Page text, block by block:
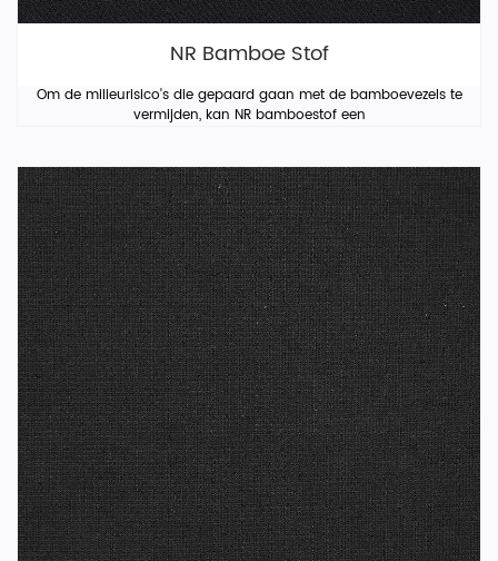
NR Bamboe Stof
Om de milieurisico's die gepaard gaan met de bamboevezels te
vermijden, kan NR bamboestof een